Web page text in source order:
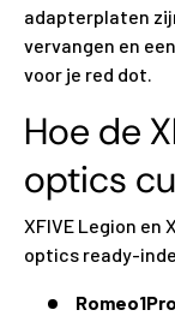
adapterplaten
vervangen en
voor je red dot.
Hoe de
optics
XFIVE Legion en
optics ready-